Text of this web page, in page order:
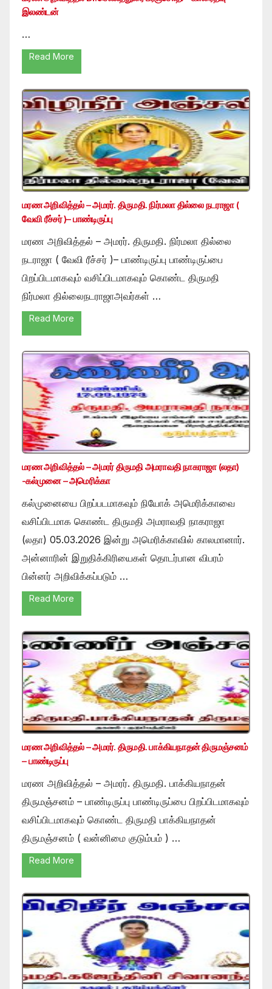
இலண்டன்
…
Read More
மரண அறிவித்தல் – அமரர். திருமதி. நிர்மலா தில்லை நடராஜா (
வேவி ரீச்சர் )– பாண்டிருப்பு
மரண அறிவித்தல் – அமரர். திருமதி. நிர்மலா தில்லை
நடராஜா ( வேவி ரீச்சர் )– பாண்டிருப்பு பாண்டிருப்பை
பிறப்பிடமாகவும் வசிப்பிடமாகவும் கொண்ட திருமதி
நிர்மலா தில்லைநடராஜாஅவர்கள் …
Read More
மரண அறிவித்தல் – அமரர் திருமதி அமராவதி நாகராஜா (லதா)
-கல்முனை – அமெரிக்கா
கல்முனையை பிறப்படமாகவும் நியோக் அமெரிக்காவை
வசிப்பிடமாக கொண்ட திருமதி அமராவதி நாகராஜா
(லதா) 05.03.2026 இன்று அமெரிக்காவில் காலமானார்.
அன்னாரின் இறுதிக்கிரியைகள் தொடர்பான விபரம்
பின்னர் அறிவிக்கப்படும் …
Read More
மரண அறிவித்தல் – அமரர். திருமதி. பாக்கியநாதன் திருமஞ்சனம்
– பாண்டிருப்பு
மரண அறிவித்தல் – அமரர். திருமதி. பாக்கியநாதன்
திருமஞ்சனம் – பாண்டிருப்பு பாண்டிருப்பை பிறப்பிடமாகவும்
வசிப்பிடமாகவும் கொண்ட திருமதி பாக்கியநாதன்
திருமஞ்சனம் ( வன்னிமை குடும்பம் ) …
Read More